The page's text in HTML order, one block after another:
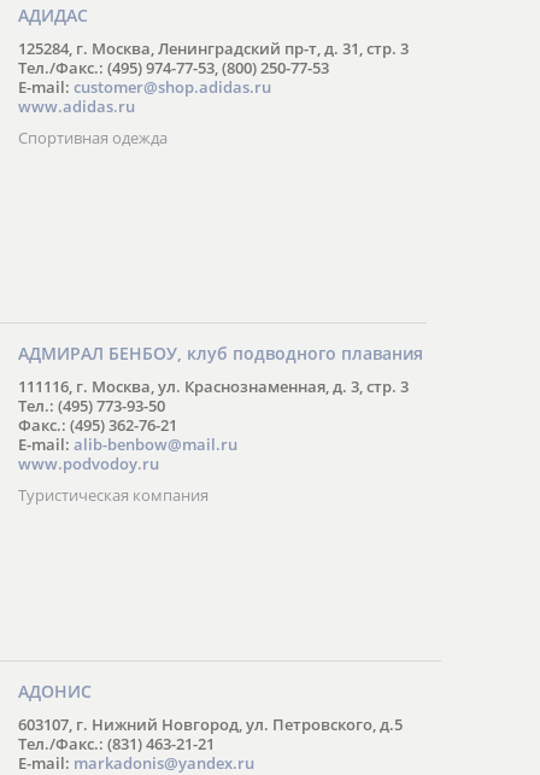
АДИДАС
125284, г. Москва, Ленинградский пр-т, д. 31, стр. 3
Тел./Факс.: (495) 974-77-53, (800) 250-77-53
E-mail: customer@shop.adidas.ru
www.adidas.ru
Спортивная одежда
АДМИРАЛ БЕНБОУ, клуб подводного плавания
111116, г. Москва, ул. Краснознаменная, д. 3, стр. 3
Тел.: (495) 773-93-50
Факс.: (495) 362-76-21
E-mail: alib-benbow@mail.ru
www.podvodoy.ru
Туристическая компания
АДОНИС
603107, г. Нижний Новгород, ул. Петровского, д.5
Тел./Факс.: (831) 463-21-21
E-mail: markadonis@yandex.ru